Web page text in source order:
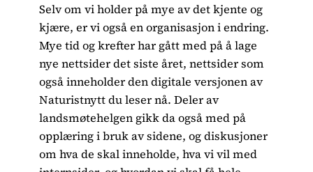
Selv om vi holder på mye av det kjente og
kjære, er vi også en organisasjon i endring.
Mye tid og krefter har gått med på å lage
nye nettsider det siste året, nettsider som
også inneholder den digitale versjonen av
Naturistnytt du leser nå. Deler av
landsmøtehelgen gikk da også med på
opplæring i bruk av sidene, og diskusjoner
om hva de skal inneholde, hva vi vil med